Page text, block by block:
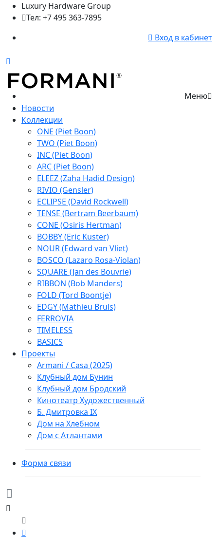
Luxury Hardware Group
Тел: +7 495 363-7895
Вход в кабинет
Меню
Новости
Коллекции
ONE (Piet Boon)
TWO (Piet Boon)
INC (Piet Boon)
ARC (Piet Boon)
ELEEZ (Zaha Hadid Design)
RIVIO (Gensler)
ECLIPSE (David Rockwell)
TENSE (Bertram Beerbaum)
CONE (Osiris Hertman)
BOBBY (Eric Kuster)
NOUR (Edward van Vliet)
BOSCO (Lazaro Rosa-Violan)
SQUARE (Jan des Bouvrie)
RIBBON (Bob Manders)
FOLD (Tord Boontje)
EDGY (Mathieu Bruls)
FERROVIA
TIMELESS
BASICS
Проекты
Armani / Casa (2025)
Клубный дом Бунин
Клубный дом Бродский
Кинотеатр Художественный
Б. Дмитровка IX
Дом на Хлебном
Дом с Атлантами
Форма связи